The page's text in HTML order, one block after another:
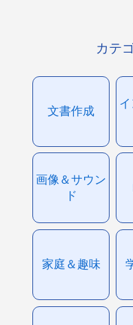
カテ
文書作成
画像＆サウン
ド
家庭＆趣味